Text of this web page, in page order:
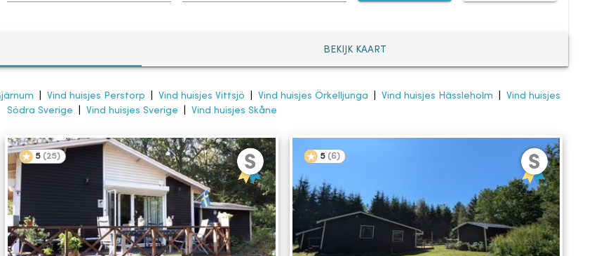
BEKIJK KAART
Vind huisjes Perstorp Vind huisjes Vittsjö Vind huisjes Örkelljunga Vind huisjes Hässleholm
Vind huisjes
Södra Sverige
Vind huisjes Sverige Vind huisjes Skåne
5 (25) 5 (6)